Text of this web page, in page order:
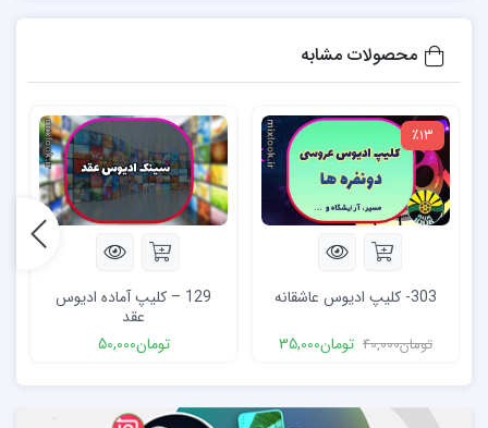
محصولات مشابه
٪13
303- کلیپ ادیوس عاشقانه
تومان40,000 تومان35,000
129 – کلیپ آماده ادیوس
عقد
تومان50,000